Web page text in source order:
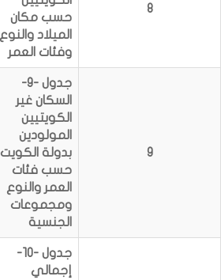
8
حسب مكان
الميلاد والنوع
وفئات العمر
9
جدول -9-
السكان غير
الكويتيين
المولودين
بدولة الكويت
حسب فئات
العمر والنوع
ومجموعات
الجنسية
جدول -10-
إجمالي